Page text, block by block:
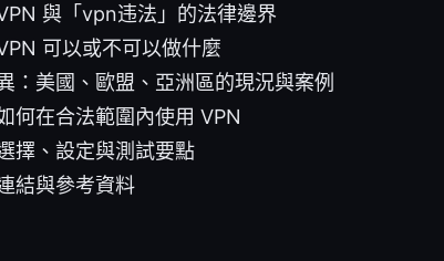
與「vpn违法」的法律邊界
可以或不可以做什麼
：美國、歐盟、亞洲區的現況與案例
何在合法範圍內使用 VPN
擇、設定與測試要點
結與參考資料